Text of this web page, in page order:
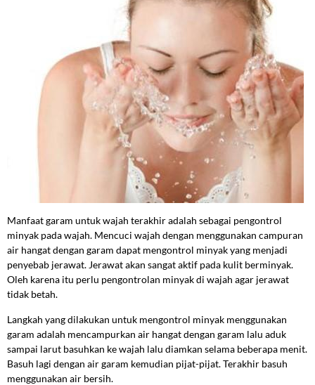
Manfaat garam untuk wajah terakhir adalah sebagai pengontrol
minyak pada wajah. Mencuci wajah dengan menggunakan campuran
air hangat dengan garam dapat mengontrol minyak yang menjadi
penyebab jerawat. Jerawat akan sangat aktif pada kulit berminyak.
Oleh karena itu perlu pengontrolan minyak di wajah agar jerawat
tidak betah.
Langkah yang dilakukan untuk mengontrol minyak menggunakan
garam adalah mencampurkan air hangat dengan garam lalu aduk
sampai larut basuhkan ke wajah lalu diamkan selama beberapa menit.
Basuh lagi dengan air garam kemudian pijat-pijat. Terakhir basuh
menggunakan air bersih.